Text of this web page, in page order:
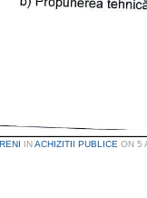
INACHIZITII PUBLICE ON 5